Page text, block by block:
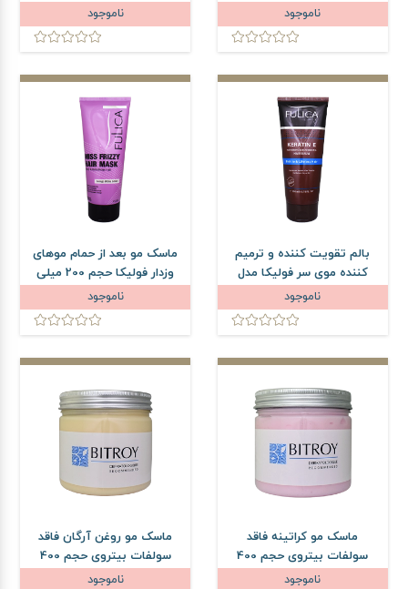
ناموجود ناموجود
بالم تقویت کننده و ترمیم
کننده موی سر فولیکا مدل
ناموجود
ماسک مو بعد از حمام موهای
وزدار فولیکا حجم 200 میلی
لیتر
ناموجود
ماسک مو کراتینه فاقد
سولفات بیتروی حجم 400
میلی لیتر
ناموجود
ماسک مو روغن آرگان فاقد
سولفات بیتروی حجم 400
میلی لیتر
ناموجود